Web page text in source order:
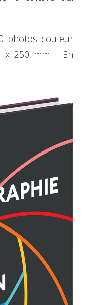
photos couleur
x 250 mm – En